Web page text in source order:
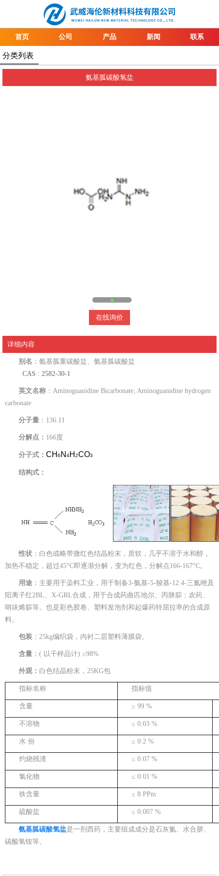
首页 公司 产品 新闻 联系
分类列表
氨基胍碳酸氢盐
在线询价
详细内容
别名 ：氨基胍重碳酸盐、氨基胍碳酸盐
CAS : 2582-30-1
英文名称 ：Aminoguanidine Bicarbonate; Aminoguanidine hydrogen
carbonate
分子量 ：136.11
分解点： 166度
分子式： CH 6 N 4H 2CO3
结构式：
性状 ：白色或略带微红色结晶粉末，质软，几乎不溶于水和醇，
加热不稳定，超过45°C即逐渐分解，变为红色，分解点166-167°C。
用途 ：主要用于染料工业，用于制备3-氨基-5-羧基-12.4-三氮唑及
阳离子红2BL、X-GRL合成，用于合成药曲匹地尔、丙脒腙；农药、
哨呋烯腙等。也是彩色胶卷、塑料发泡剂和起爆药特屈拉率的合成原
料。
包装 ：25kg编织袋，内衬二层塑料薄膜袋。
含量 ：( 以干样品计) ≥98%
外观： 白色结晶粉末，25KG包
指标名称 指标值
含量 ≥ 99 %
不溶物 ≤ 0.03 %
水 份 ≤ 0.2 %
灼烧残渣 ≤ 0.07 %
氯化物 ≤ 0.01 %
铁含量 ≤ 8 PPm
硫酸盐 ≤ 0.007 %
氨基胍碳酸氢盐是一剂西药，主要组成成分是石灰氮、水合肼、
碳酸氢铵等。